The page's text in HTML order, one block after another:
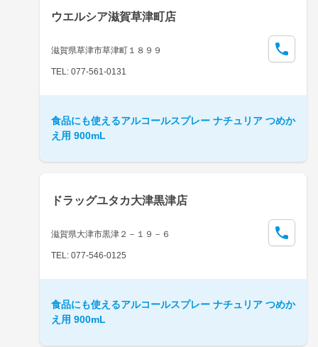
ウエルシア滋賀草津町店
滋賀県草津市草津町１８９９
TEL: 077-561-0131
食品にも使えるアルコールスプレー ナチュリア つめか
え用 900mL
ドラッグユタカ大津黒津店
滋賀県大津市黒津２－１９－６
TEL: 077-546-0125
食品にも使えるアルコールスプレー ナチュリア つめか
え用 900mL